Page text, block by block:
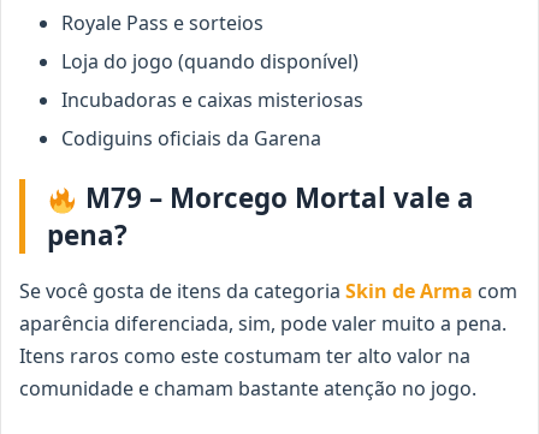
Royale Pass e sorteios
Loja do jogo (quando disponível)
Incubadoras e caixas misteriosas
Codiguins oficiais da Garena
M79 – Morcego Mortal vale a
pena?
Se você gosta de itens da categoria Skin de Arma com
aparência diferenciada, sim, pode valer muito a pena.
Itens raros como este costumam ter alto valor na
comunidade e chamam bastante atenção no jogo.